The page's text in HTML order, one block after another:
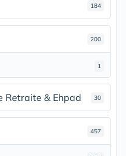
184
200
1
Retraite & Ehpad 30
457